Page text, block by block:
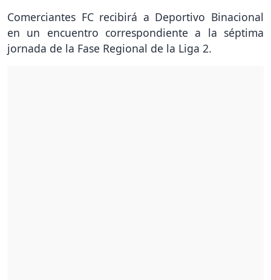
Comerciantes FC recibirá a Deportivo Binacional
en un encuentro correspondiente a la séptima
jornada de la Fase Regional de la Liga 2.